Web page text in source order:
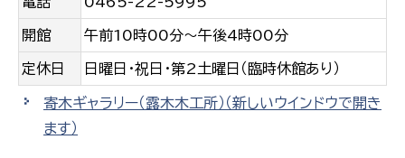
開館 午前10時00分〜午後4時00分
定休日 日曜日・祝日・第2土曜日（臨時休館あり）
寄木ギャラリー（露木木工所） （新しいウインドウで開き
ます）